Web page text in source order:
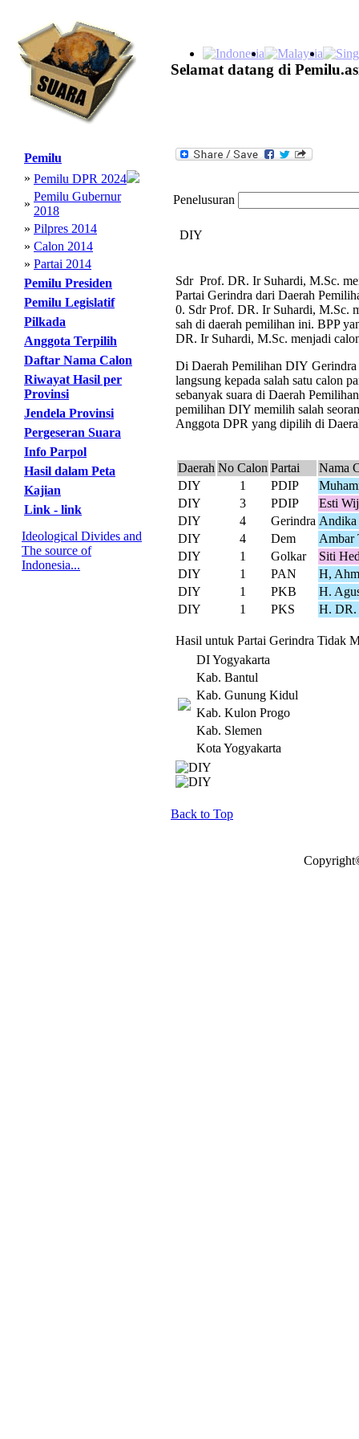
Selamat datang di
Pemilu
» Pemilu DPR 2024
»
Pemilu Gubernur
2018
» Pilpres 2014
» Calon 2014
» Partai 2014
Pemilu Presiden
Pemilu Legislatif
Pilkada
Anggota Terpilih
Daftar Nama Calon
Riwayat Hasil per
Provinsi
Jendela Provinsi
Pergeseran Suara
Info Parpol
Hasil dalam Peta
Kajian
Link - link
Ideological Divides and
The source of
Indonesia...
Penelusuran
DIY
Sdr Prof. DR. Ir Suhardi, M.Sc.
Partai Gerindra dari Daerah
0. Sdr Prof. DR. Ir Suhardi, M.Sc.
sah di daerah pemilihan ini. BPP
DR. Ir Suhardi, M.Sc. menjadi
Di Daerah Pemilihan DIY Gerindra
langsung kepada salah satu calon
sebanyak suara di Daerah
pemilihan DIY memilih salah
Anggota DPR yang dipilih di
Daerah No Calon Partai
Nama
DIY
1 PDIP
DIY
3 PDIP
Esti
DIY
4 Gerindra Andika
DIY
4 Dem
Ambar
DIY
1 Golkar
Siti
DIY
1 PAN
H,
DIY
1 PKB
H.
DIY
1 PKS H. DR.
Hasil untuk Partai Gerindra Tidak
DI Yogyakarta
Kab. Bantul
Kab. Gunung Kidul
Kab. Kulon Progo
Kab. Slemen
Kota Yogyakarta
Back to Top